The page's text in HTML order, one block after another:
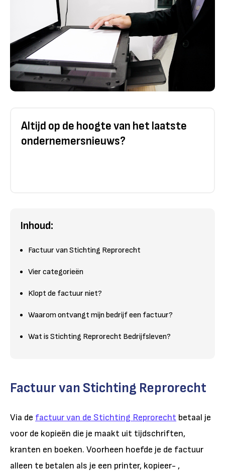
Altijd op de hoogte van het laatste
ondernemersnieuws?
Inhoud:
Factuur van Stichting Reprorecht
Vier categorieën
Klopt de factuur niet?
Waarom ontvangt mijn bedrijf een factuur?
Wat is Stichting Reprorecht Bedrijfsleven?
Factuur van Stichting Reprorecht
Via de factuur van de Stichting Reprorecht betaal je
voor de kopieën die je maakt uit tijdschriften,
kranten en boeken. Voorheen hoefde je de factuur
alleen te betalen als je een printer, kopieer- ,